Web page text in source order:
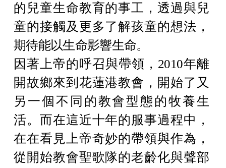
的兒童生命教育的事工，透過與兒
童的接觸及更多了解孩童的想法，
期待能以生命影響生命。
因著上帝的呼召與帶領，2010年離
開故鄉來到花蓮港教會，開始了又
另一個不同的教會型態的牧養生
活。而在這近十年的服事過程中，
在在看見上帝奇妙的帶領與作為，
從開始教會聖歌隊的老齡化與聲部